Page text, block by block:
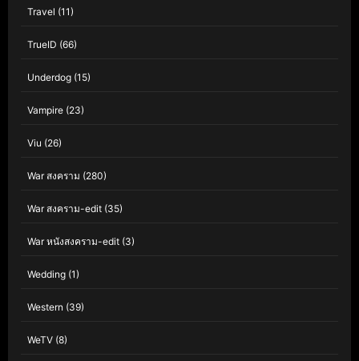
Travel (11)
TrueID (66)
Underdog (15)
Vampire (23)
Viu (26)
War สงคราม (280)
War สงคราม-edit (35)
War หนังสงคราม-edit (3)
Wedding (1)
Western (39)
WeTV (8)